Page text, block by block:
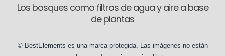
Los bosques como filtros de agua y aire a base
de plantas
© BestElements es una marca protegida, Las imágenes no están